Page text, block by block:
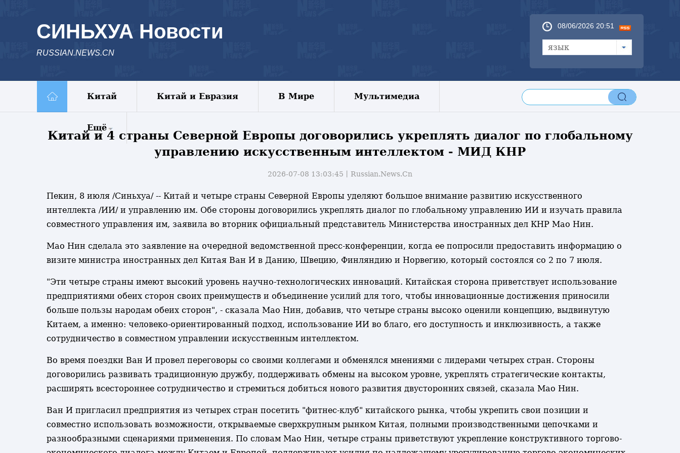
СИНЬХУА Новости
RUSSIAN.NEWS.CN
08/06/2026 20:51
язык
Китай Китай и Евразия В Мире Мультимедиа
Ещё
Фото
Спецрепортажи
Пояс и путь
Китай и 4 страны Северной Европы договорились укреплять диалог по глобальному
управлению искусственным интеллектом - МИД КНР
2026-07-08 13:03:45丨 Russian.News.Cn
Пекин, 8 июля /Синьхуа/ -- Китай и четыре страны Северной Европы уделяют большое внимание развитию искусственного
интеллекта /ИИ/ и управлению им. Обе стороны договорились укреплять диалог по глобальному управлению ИИ и изучать правила
совместного управления им, заявила во вторник официальный представитель Министерства иностранных дел КНР Мао Нин.
Мао Нин сделала это заявление на очередной ведомственной пресс-конференции, когда ее попросили предоставить информацию о
визите министра иностранных дел Китая Ван И в Данию, Швецию, Финляндию и Норвегию, который состоялся со 2 по 7 июля.
"Эти четыре страны имеют высокий уровень научно-технологических инноваций. Китайская сторона приветствует использование
предприятиями обеих сторон своих преимуществ и объединение усилий для того, чтобы инновационные достижения приносили
больше пользы народам обеих сторон", - сказала Мао Нин, добавив, что четыре страны высоко оценили концепцию, выдвинутую
Китаем, а именно: человеко-ориентированный подход, использование ИИ во благо, его доступность и инклюзивность, а также
сотрудничество в совместном управлении искусственным интеллектом.
Во время поездки Ван И провел переговоры со своими коллегами и обменялся мнениями с лидерами четырех стран. Стороны
договорились развивать традиционную дружбу, поддерживать обмены на высоком уровне, укреплять стратегические контакты,
расширять всестороннее сотрудничество и стремиться добиться нового развития двусторонних связей, сказала Мао Нин.
Ван И пригласил предприятия из четырех стран посетить "фитнес-клуб" китайского рынка, чтобы укрепить свои позиции и
совместно использовать возможности, открываемые сверхкрупным рынком Китая, полными производственными цепочками и
разнообразными сценариями применения. По словам Мао Нин, четыре страны приветствуют укрепление конструктивного торгово-